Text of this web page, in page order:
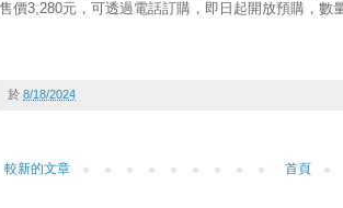
售價3,280元，可透過電話訂購，即日起開放預購，數
於 8/18/2024
較新的文章 首頁